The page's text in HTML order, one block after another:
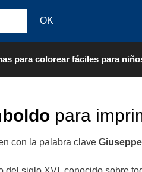
para colorear fáciles para
para
con la palabra clave